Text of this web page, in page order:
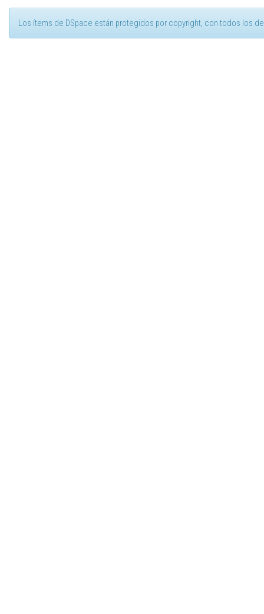
Los ítems de DSpace están protegidos por copyright, con todos los